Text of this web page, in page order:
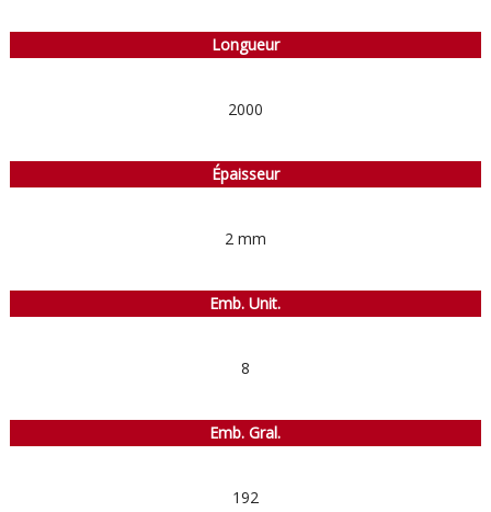
Longueur
2000
Épaisseur
2 mm
Emb. Unit.
8
Emb. Gral.
192